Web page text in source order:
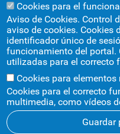
FACULTAD DE
C/ Doña
Cookies para el
Aviso de Cookies. Control
aviso de cookies. Cookies
identificador único de
funcionamiento del portal.
utilizadas para el correcto
Cookies para
Cookies para el correcto
multimedia, como vídeos
Guardar